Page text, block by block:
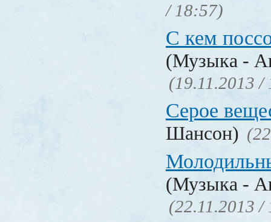
/ 18:57)
С кем
(Музыка -
(19.11.2013 /
Серое
Шансон)
(Музыка -
(22.11.2013 /